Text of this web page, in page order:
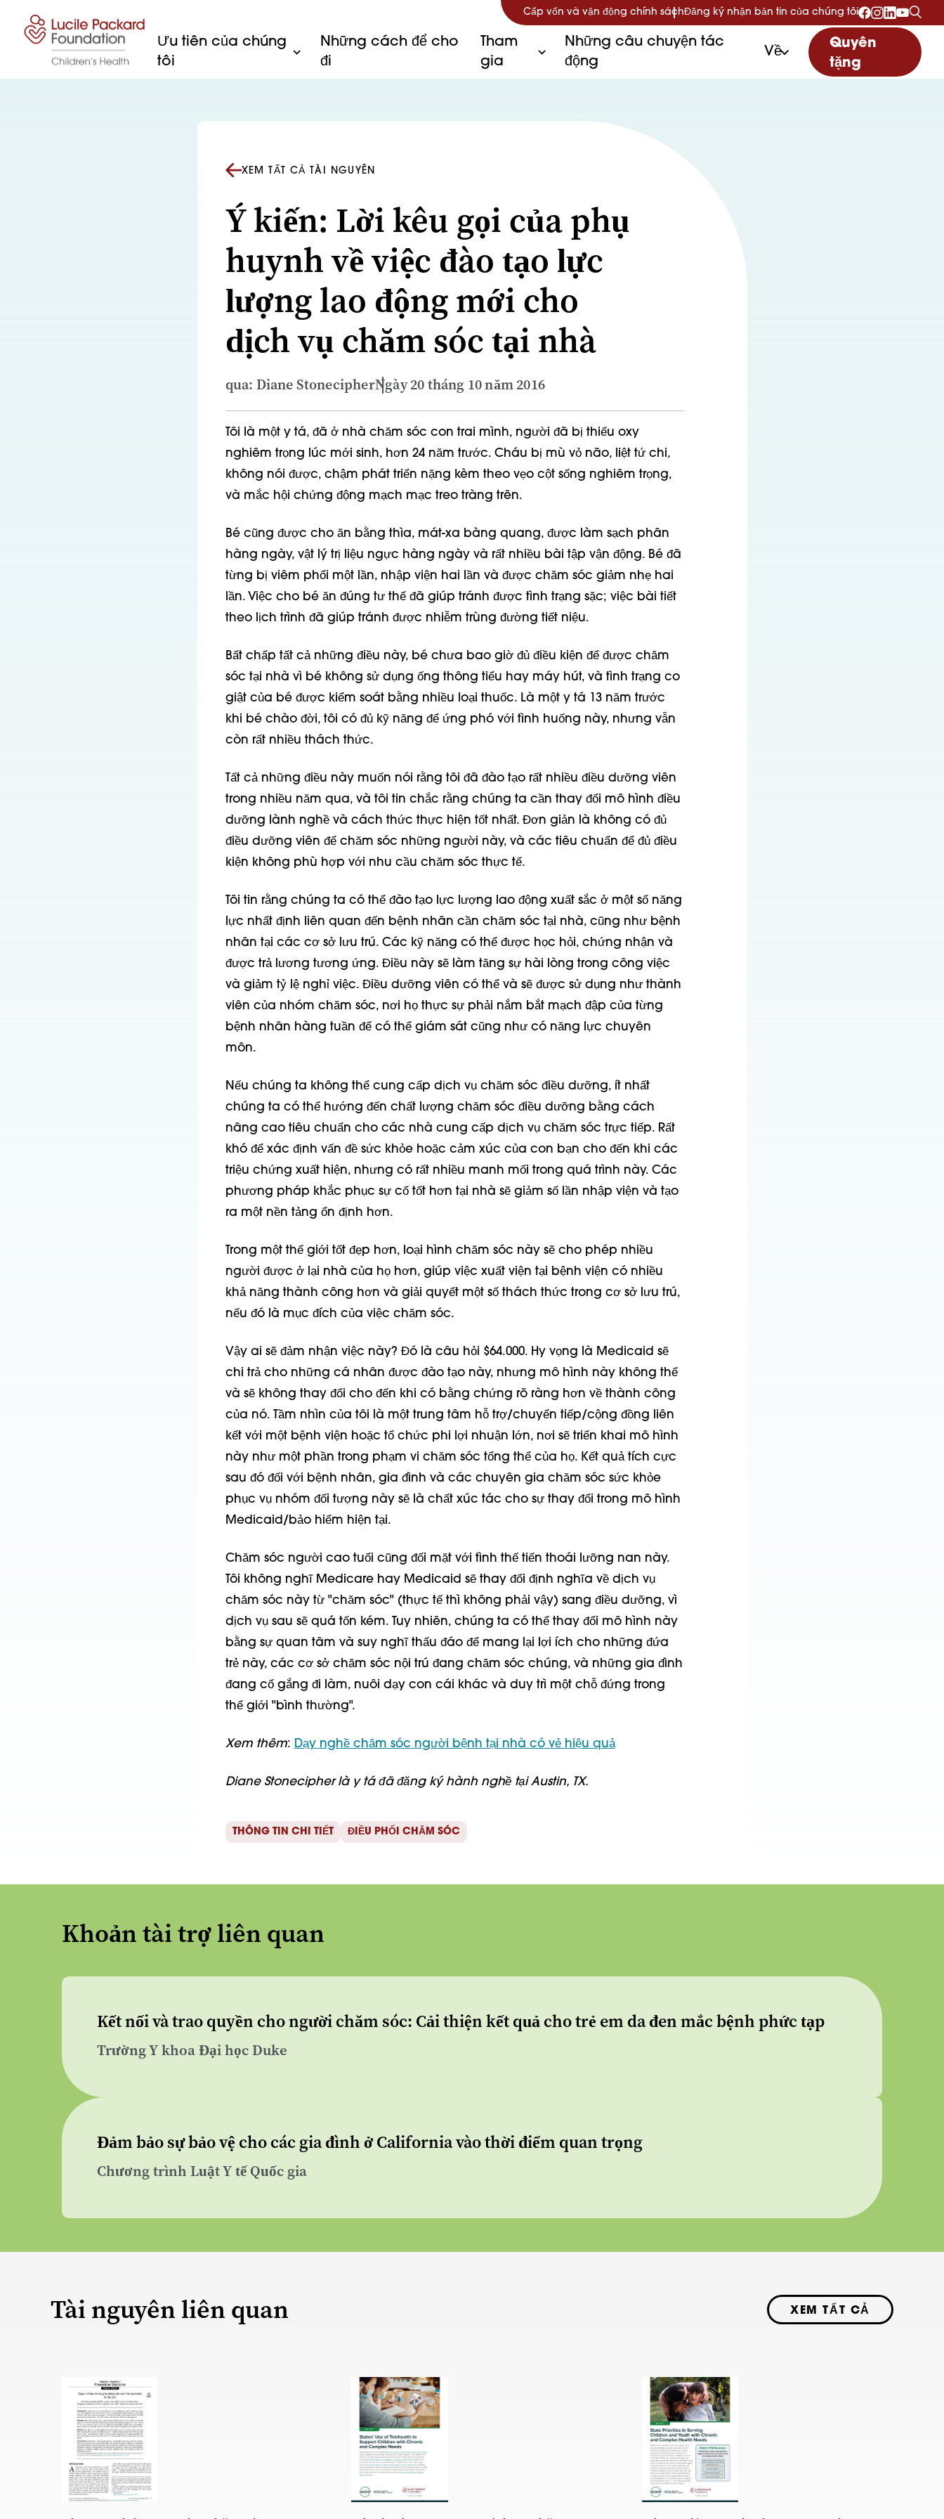
Cấp vốn và vận động chính sáchĐăng ký nhận bản tin của chúng tôi
Ưu tiên của chúng
tôi
Những cách để cho
đi
Tham
gia
Những câu chuyện tác
động
Về
Quyên
tặng
XEM TẤT CẢ TÀI NGUYÊN
Ý kiến: Lời kêu gọi của phụ
huynh về việc đào tạo lực
lượng lao động mới cho
dịch vụ chăm sóc tại nhà
qua: Diane StonecipherNgày 20 tháng 10 năm 2016
Tôi là một y tá, đã ở nhà chăm sóc con trai mình, người đã bị thiếu oxy
nghiêm trọng lúc mới sinh, hơn 24 năm trước. Cháu bị mù vỏ não, liệt tứ chi,
không nói được, chậm phát triển nặng kèm theo vẹo cột sống nghiêm trọng,
và mắc hội chứng động mạch mạc treo tràng trên.
Bé cũng được cho ăn bằng thìa, mát-xa bàng quang, được làm sạch phân
hàng ngày, vật lý trị liệu ngực hàng ngày và rất nhiều bài tập vận động. Bé đã
từng bị viêm phổi một lần, nhập viện hai lần và được chăm sóc giảm nhẹ hai
lần. Việc cho bé ăn đúng tư thế đã giúp tránh được tình trạng sặc; việc bài tiết
theo lịch trình đã giúp tránh được nhiễm trùng đường tiết niệu.
Bất chấp tất cả những điều này, bé chưa bao giờ đủ điều kiện để được chăm
sóc tại nhà vì bé không sử dụng ống thông tiểu hay máy hút, và tình trạng co
giật của bé được kiểm soát bằng nhiều loại thuốc. Là một y tá 13 năm trước
khi bé chào đời, tôi có đủ kỹ năng để ứng phó với tình huống này, nhưng vẫn
còn rất nhiều thách thức.
Tất cả những điều này muốn nói rằng tôi đã đào tạo rất nhiều điều dưỡng viên
trong nhiều năm qua, và tôi tin chắc rằng chúng ta cần thay đổi mô hình điều
dưỡng lành nghề và cách thức thực hiện tốt nhất. Đơn giản là không có đủ
điều dưỡng viên để chăm sóc những người này, và các tiêu chuẩn để đủ điều
kiện không phù hợp với nhu cầu chăm sóc thực tế.
Tôi tin rằng chúng ta có thể đào tạo lực lượng lao động xuất sắc ở một số năng
lực nhất định liên quan đến bệnh nhân cần chăm sóc tại nhà, cũng như bệnh
nhân tại các cơ sở lưu trú. Các kỹ năng có thể được học hỏi, chứng nhận và
được trả lương tương ứng. Điều này sẽ làm tăng sự hài lòng trong công việc
và giảm tỷ lệ nghỉ việc. Điều dưỡng viên có thể và sẽ được sử dụng như thành
viên của nhóm chăm sóc, nơi họ thực sự phải nắm bắt mạch đập của từng
bệnh nhân hàng tuần để có thể giám sát cũng như có năng lực chuyên
môn.
Nếu chúng ta không thể cung cấp dịch vụ chăm sóc điều dưỡng, ít nhất
chúng ta có thể hướng đến chất lượng chăm sóc điều dưỡng bằng cách
nâng cao tiêu chuẩn cho các nhà cung cấp dịch vụ chăm sóc trực tiếp. Rất
khó để xác định vấn đề sức khỏe hoặc cảm xúc của con bạn cho đến khi các
triệu chứng xuất hiện, nhưng có rất nhiều manh mối trong quá trình này. Các
phương pháp khắc phục sự cố tốt hơn tại nhà sẽ giảm số lần nhập viện và tạo
ra một nền tảng ổn định hơn.
Trong một thế giới tốt đẹp hơn, loại hình chăm sóc này sẽ cho phép nhiều
người được ở lại nhà của họ hơn, giúp việc xuất viện tại bệnh viện có nhiều
khả năng thành công hơn và giải quyết một số thách thức trong cơ sở lưu trú,
nếu đó là mục đích của việc chăm sóc.
Vậy ai sẽ đảm nhận việc này? Đó là câu hỏi $64.000. Hy vọng là Medicaid sẽ
chi trả cho những cá nhân được đào tạo này, nhưng mô hình này không thể
và sẽ không thay đổi cho đến khi có bằng chứng rõ ràng hơn về thành công
của nó. Tầm nhìn của tôi là một trung tâm hỗ trợ/chuyển tiếp/cộng đồng liên
kết với một bệnh viện hoặc tổ chức phi lợi nhuận lớn, nơi sẽ triển khai mô hình
này như một phần trong phạm vi chăm sóc tổng thể của họ. Kết quả tích cực
sau đó đối với bệnh nhân, gia đình và các chuyên gia chăm sóc sức khỏe
phục vụ nhóm đối tượng này sẽ là chất xúc tác cho sự thay đổi trong mô hình
Medicaid/bảo hiểm hiện tại.
Chăm sóc người cao tuổi cũng đối mặt với tình thế tiến thoái lưỡng nan này.
Tôi không nghĩ Medicare hay Medicaid sẽ thay đổi định nghĩa về dịch vụ
chăm sóc này từ "chăm sóc" (thực tế thì không phải vậy) sang điều dưỡng, vì
dịch vụ sau sẽ quá tốn kém. Tuy nhiên, chúng ta có thể thay đổi mô hình này
bằng sự quan tâm và suy nghĩ thấu đáo để mang lại lợi ích cho những đứa
trẻ này, các cơ sở chăm sóc nội trú đang chăm sóc chúng, và những gia đình
đang cố gắng đi làm, nuôi dạy con cái khác và duy trì một chỗ đứng trong
thế giới "bình thường".
Xem thêm: Dạy nghề chăm sóc người bệnh tại nhà có vẻ hiệu quả
Diane Stonecipher là y tá đã đăng ký hành nghề tại Austin, TX.
THÔNG TIN CHI TIẾT ĐIỀU PHỐI CHĂM SÓC
Khoản tài trợ liên quan
Kết nối và trao quyền cho người chăm sóc: Cải thiện kết quả cho trẻ em da đen mắc bệnh phức tạp
Trường Y khoa Đại học Duke
Đảm bảo sự bảo vệ cho các gia đình ở California vào thời điểm quan trọng
Chương trình Luật Y tế Quốc gia
Tài nguyên liên quan XEM TẤT CẢ